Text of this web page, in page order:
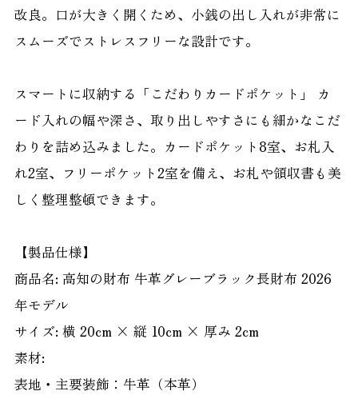
改良。口が大きく開くため、小銭の出し入れが非常に
スムーズでストレスフリーな設計です。
スマートに収納する「こだわりカードポケット」 カ
ード入れの幅や深さ、取り出しやすさにも細かなこだ
わりを詰め込みました。カードポケット8室、お札入
れ2室、フリーポケット2室を備え、お札や領収書も美
しく整理整頓できます。
【製品仕様】
商品名: 高知の財布 牛革グレーブラック長財布 2026
年モデル
サイズ: 横 20cm × 縦 10cm × 厚み 2cm
素材:
表地・主要装飾：牛革（本革）